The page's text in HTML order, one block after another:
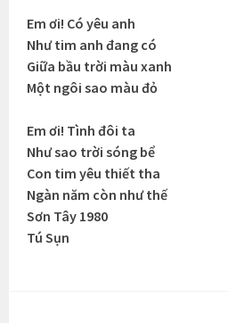
Em ơi! Có yêu anh
Như tim anh đang có
Giữa bầu trời màu xanh
Một ngôi sao màu đỏ
Em ơi! Tình đôi ta
Như sao trời sóng bể
Con tim yêu thiết tha
Ngàn năm còn như thế
Sơn Tây 1980
Tú Sụn